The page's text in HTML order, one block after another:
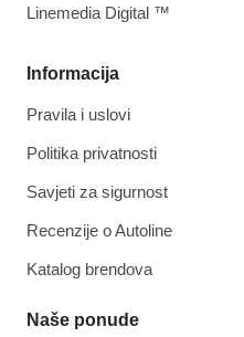
Informacija
Pravila i uslovi
Politika privatnosti
Savjeti za sigurnost
Recenzije o Autoline
Katalog brendova
Naše ponude
Linemedia Digital ™